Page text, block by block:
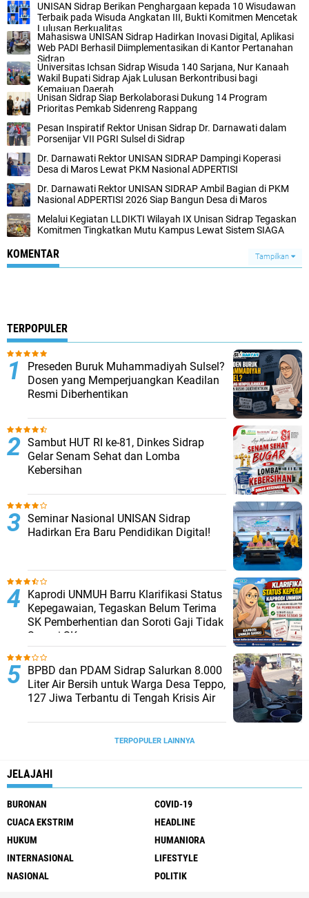
UNISAN Sidrap Berikan Penghargaan kepada 10 Wisudawan
Terbaik pada Wisuda Angkatan III, Bukti Komitmen Mencetak
Lulusan Berkualitas
Mahasiswa UNISAN Sidrap Hadirkan Inovasi Digital, Aplikasi
Web PADI Berhasil Diimplementasikan di Kantor Pertanahan
Sidrap
Universitas Ichsan Sidrap Wisuda 140 Sarjana, Nur Kanaah
Wakil Bupati Sidrap Ajak Lulusan Berkontribusi bagi
Kemajuan Daerah
Unisan Sidrap Siap Berkolaborasi Dukung 14 Program
Prioritas Pemkab Sidenreng Rappang
Pesan Inspiratif Rektor Unisan Sidrap Dr. Darnawati dalam
Porsenijar VII PGRI Sulsel di Sidrap
Dr. Darnawati Rektor UNISAN SIDRAP Dampingi Koperasi
Desa di Maros Lewat PKM Nasional ADPERTISI
Dr. Darnawati Rektor UNISAN SIDRAP Ambil Bagian di PKM
Nasional ADPERTISI 2026 Siap Bangun Desa di Maros
Melalui Kegiatan LLDIKTI Wilayah IX Unisan Sidrap Tegaskan
Komitmen Tingkatkan Mutu Kampus Lewat Sistem SIAGA
KOMENTAR Tampilkan
TERPOPULER
Preseden Buruk Muhammadiyah Sulsel?
Dosen yang Memperjuangkan Keadilan
Resmi Diberhentikan
Sambut HUT RI ke-81, Dinkes Sidrap
Gelar Senam Sehat dan Lomba
Kebersihan
Seminar Nasional UNISAN Sidrap
Hadirkan Era Baru Pendidikan Digital!
Kaprodi UNMUH Barru Klarifikasi Status
Kepegawaian, Tegaskan Belum Terima
SK Pemberhentian dan Soroti Gaji Tidak
Sesuai SK
BPBD dan PDAM Sidrap Salurkan 8.000
Liter Air Bersih untuk Warga Desa Teppo,
127 Jiwa Terbantu di Tengah Krisis Air
TERPOPULER LAINNYA
JELAJAHI
BURONAN
COVID-19
CUACA EKSTRIM
HEADLINE
HUKUM
HUMANIORA
INTERNASIONAL
LIFESTYLE
NASIONAL
POLITIK